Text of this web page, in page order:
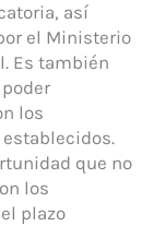
así
el Ministerio
Es también
los
que no
los
plazo